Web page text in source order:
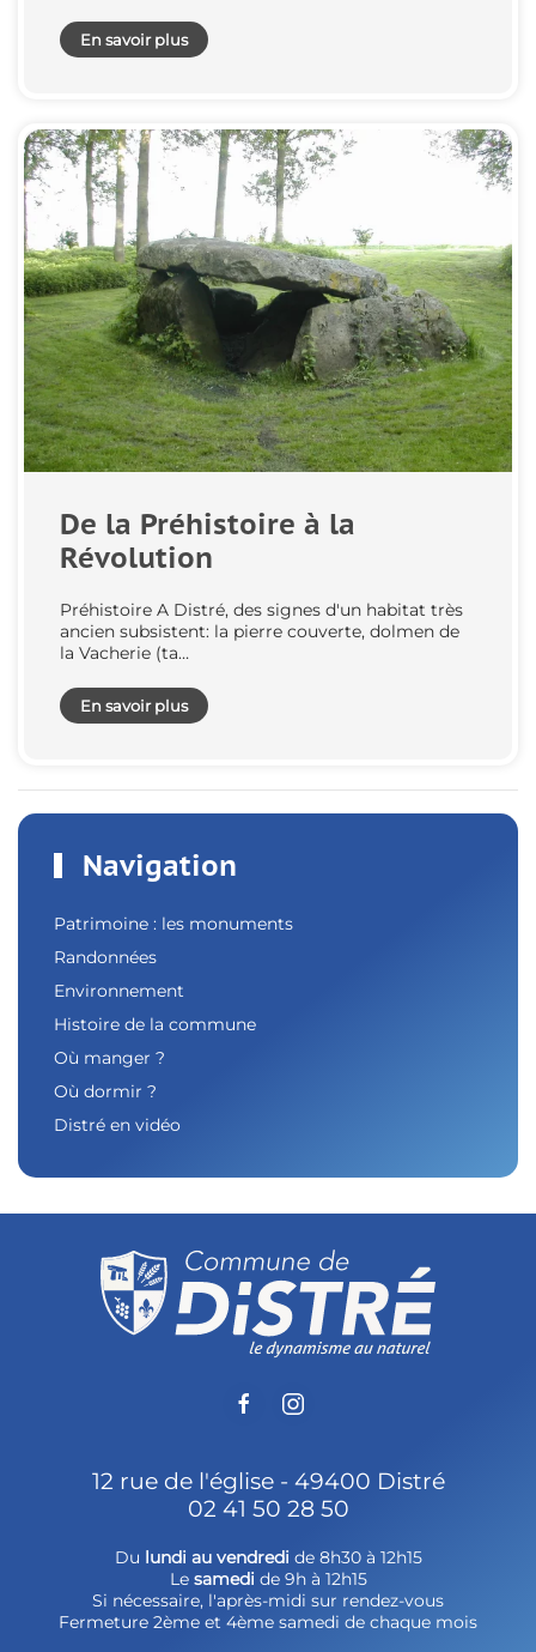
En savoir plus
De la Préhistoire à la
Révolution
Préhistoire A Distré, des signes d'un habitat très
ancien subsistent: la pierre couverte, dolmen de
la Vacherie (ta…
En savoir plus
Navigation
Patrimoine : les monuments
Randonnées
Environnement
Histoire de la commune
Où manger ?
Où dormir ?
Distré en vidéo
12 rue de l'église - 49400 Distré
02 41 50 28 50
Du lundi au vendredi de 8h30 à 12h15
Le samedi de 9h à 12h15
Si nécessaire, l'après-midi sur rendez-vous
Fermeture 2ème et 4ème samedi de chaque mois